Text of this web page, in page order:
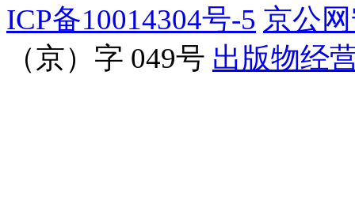
ICP备10014304号-5 京公
（京）字 049号 出版物经